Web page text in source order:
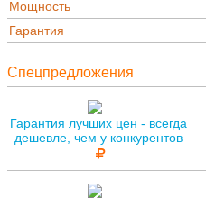
Мощность
Гарантия
Спецпредложения
Гарантия лучших цен - всегда
дешевле, чем у конкурентов